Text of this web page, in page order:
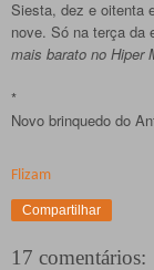
Siesta, dez e oitenta
nove. Só na terça da
mais barato no Hiper
*
Novo brinquedo do
Flizam
Compartilhar
17 comentários: